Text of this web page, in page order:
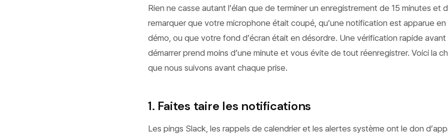
Rien ne casse autant l’élan que de terminer un enregistrement de 15 minutes et
remarquer que votre microphone était coupé, qu’une notification est apparue en
démo, ou que votre fond d’écran était en désordre. Une vérification rapide avant
démarrer prend moins d’une minute et vous évite de tout réenregistrer. Voici la
que nous suivons avant chaque prise.
1. Faites taire les notifications
Les pings Slack, les rappels de calendrier et les alertes système ont le don